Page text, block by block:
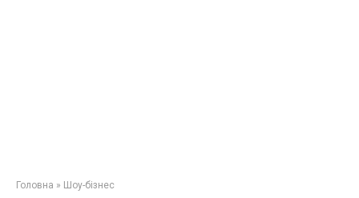
Головна » Шоу-бізнес